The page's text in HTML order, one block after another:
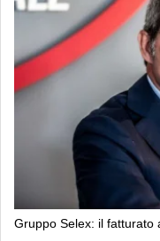
Gruppo Selex: il fatturato